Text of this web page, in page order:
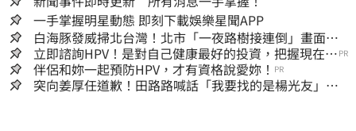
一手掌握明星動態 即刻下載娛樂星聞APP
白海豚發威掃北台灣！北市「一夜路樹接連倒」畫面
曝 15米巨樹躺路中央
立即諮詢HPV！是對自己健康最好的投資，把握現在不
嫌晚！
PR
伴侶和妳一起預防HPV，才有資格說愛妳！ PR
突向姜厚任道歉！田路路喊話「我要找的是楊光友」：